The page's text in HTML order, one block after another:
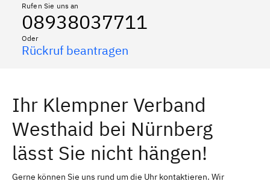
Rufen Sie uns an
08938037711
Oder
Rückruf beantragen
Ihr Klempner Verband
Westhaid bei Nürnberg
lässt Sie nicht hängen!
Gerne können Sie uns rund um die Uhr kontaktieren. Wir